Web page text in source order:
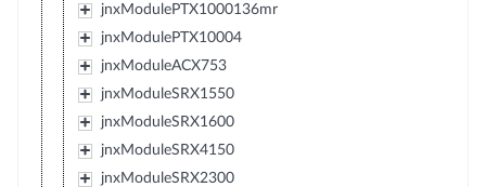
jnxModulePTX1000136mr
jnxModulePTX10004
jnxModuleACX753
jnxModuleSRX1550
jnxModuleSRX1600
jnxModuleSRX4150
jnxModuleSRX2300